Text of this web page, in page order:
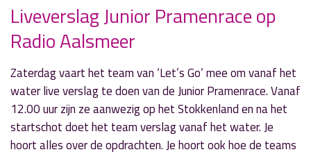
« Vorig nieuwsbericht
‘Sem op Zaterdag’ met zangeres Katelijne van
Otterloo
» Volgend nieuwsbericht
Trio Nootmuskaat bij ‘Jan & Jansen Live’
14 juni 2018
Liveverslag Junior Pramenrace op
Radio Aalsmeer
Zaterdag vaart het team van ‘Let’s Go’ mee om vanaf het
water live verslag te doen van de Junior Pramenrace. Vanaf
12.00 uur zijn ze aanwezig op het Stokkenland en na het
startschot doet het team verslag vanaf het water. Je
hoort alles over de opdrachten. Je hoort ook hoe de teams